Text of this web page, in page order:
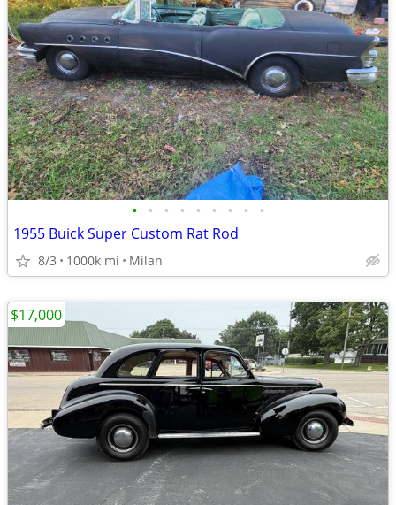
• • • • • • • • •
1955 Buick Super Custom Rat Rod
8/3 1000k mi Milan
$17,000